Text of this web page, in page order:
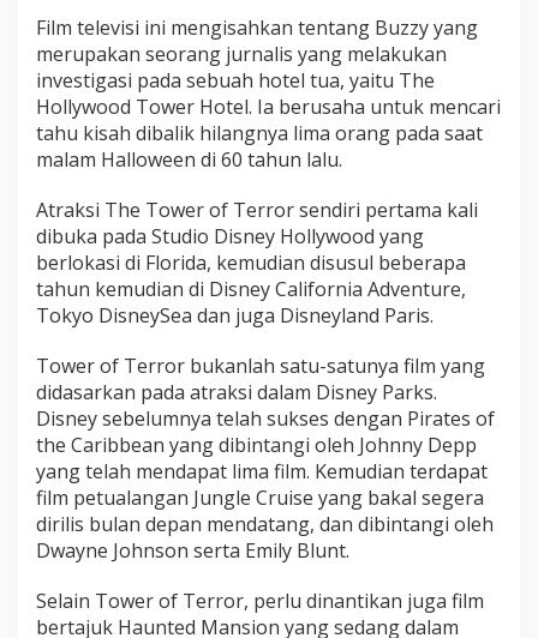
Film televisi ini mengisahkan tentang Buzzy yang
merupakan seorang jurnalis yang melakukan
investigasi pada sebuah hotel tua, yaitu The
Hollywood Tower Hotel. Ia berusaha untuk mencari
tahu kisah dibalik hilangnya lima orang pada saat
malam Halloween di 60 tahun lalu.
Atraksi The Tower of Terror sendiri pertama kali
dibuka pada Studio Disney Hollywood yang
berlokasi di Florida, kemudian disusul beberapa
tahun kemudian di Disney California Adventure,
Tokyo DisneySea dan juga Disneyland Paris.
Tower of Terror bukanlah satu-satunya film yang
didasarkan pada atraksi dalam Disney Parks.
Disney sebelumnya telah sukses dengan Pirates of
the Caribbean yang dibintangi oleh Johnny Depp
yang telah mendapat lima film. Kemudian terdapat
film petualangan Jungle Cruise yang bakal segera
dirilis bulan depan mendatang, dan dibintangi oleh
Dwayne Johnson serta Emily Blunt.
Selain Tower of Terror, perlu dinantikan juga film
bertajuk Haunted Mansion yang sedang dalam